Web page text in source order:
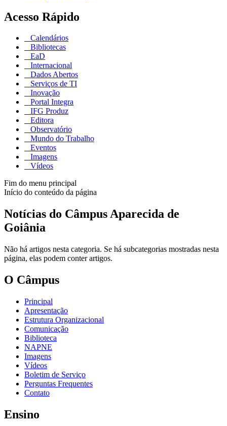
Acesso Rápido
Calendários
Bibliotecas
EaD
Internacional
Dados Abertos
Serviços de TI
Inovação
Portal Integra
IFG Produz
Editora
Observatório
Mundo do Trabalho
Eventos
Imagens
Vídeos
Fim do menu principal
Início do conteúdo da página
Notícias do Câmpus Aparecida de
Goiânia
Não há artigos nesta categoria. Se há subcategorias mostradas nesta
página, elas podem conter artigos.
O Câmpus
Principal
Apresentação
Estrutura Organizacional
Comunicação
Biblioteca
NAPNE
Imagens
Vídeos
Boletim de Serviço
Perguntas Frequentes
Contato
Ensino